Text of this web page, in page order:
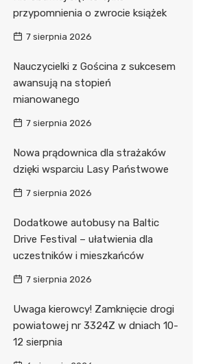
przypomnienia o zwrocie książek
7 sierpnia 2026
Nauczycielki z Gościna z sukcesem
awansują na stopień
mianowanego
7 sierpnia 2026
Nowa prądownica dla strażaków
dzięki wsparciu Lasy Państwowe
7 sierpnia 2026
Dodatkowe autobusy na Baltic
Drive Festival – ułatwienia dla
uczestników i mieszkańców
7 sierpnia 2026
Uwaga kierowcy! Zamknięcie drogi
powiatowej nr 3324Z w dniach 10-
12 sierpnia